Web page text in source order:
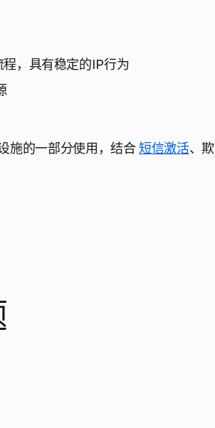
，具有稳定的IP行为
施的一部分使用，结合短信激活、欺